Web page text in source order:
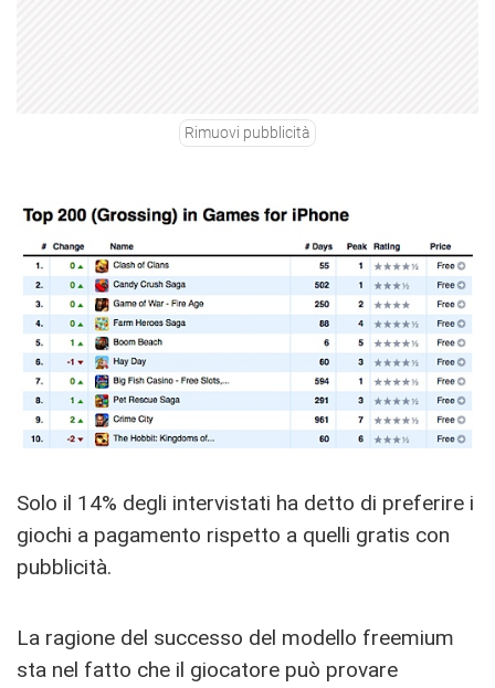
Rimuovi pubblicità
Solo il 14% degli intervistati ha detto di preferire i
giochi a pagamento rispetto a quelli gratis con
pubblicità.
La ragione del successo del modello freemium
sta nel fatto che il giocatore può provare